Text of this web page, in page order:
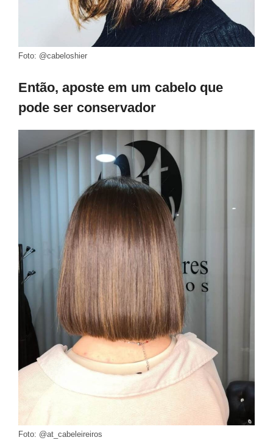
Foto: @cabeloshier
Então, aposte em um cabelo que
pode ser conservador
Foto: @at_cabeleireiros